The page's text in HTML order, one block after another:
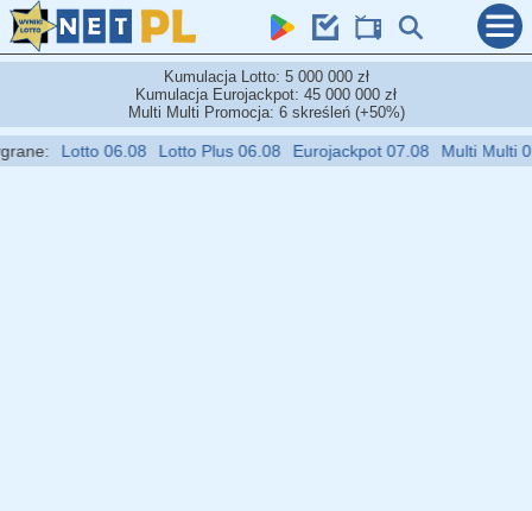
Kumulacja Lotto: 5 000 000 zł
Kumulacja Eurojackpot: 45 000 000 zł
Multi Multi Promocja: 6 skreśleń (+50%)
Lotto 06.08 Lotto Plus 06.08 Eurojackpot 07.08 Multi Multi 07.08